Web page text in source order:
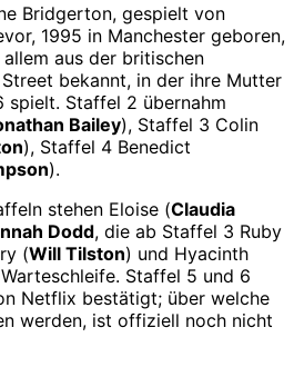
Bridgerton, gespielt von
1995 in Manchester geboren,
aus der britischen
bekannt, in der ihre Mutter
spielt. Staffel 2 übernahm
Bailey), Staffel 3 Colin
), Staffel 4 Benedict
).
stehen Eloise (Claudia
Dodd, die ab Staffel 3 Ruby
(Will Tilston) und Hyacinth
Staffel 5 und 6
Netflix bestätigt; über welche
werden, ist offiziell noch nicht